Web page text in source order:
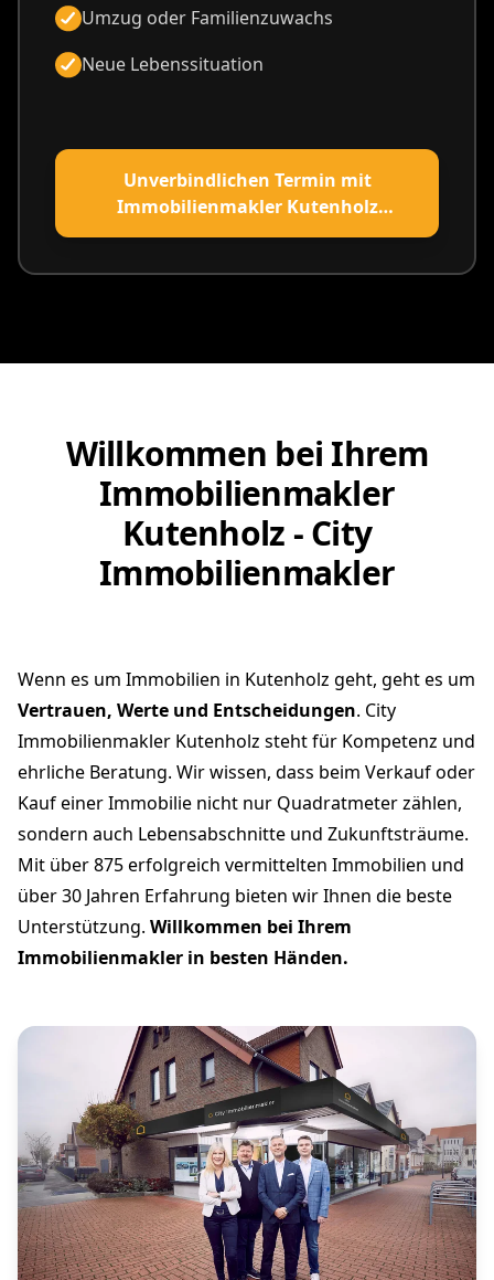
Umzug oder Familienzuwachs
Neue Lebenssituation
Unverbindlichen Termin mit
Immobilienmakler Kutenholz
vereinbaren
Willkommen bei Ihrem
Immobilienmakler
Kutenholz - City
Immobilienmakler
Wenn es um Immobilien in Kutenholz geht, geht es um
Vertrauen, Werte und Entscheidungen. City
Immobilienmakler Kutenholz steht für Kompetenz und
ehrliche Beratung. Wir wissen, dass beim Verkauf oder
Kauf einer Immobilie nicht nur Quadratmeter zählen,
sondern auch Lebensabschnitte und Zukunftsträume.
Mit über 875 erfolgreich vermittelten Immobilien und
über 30 Jahren Erfahrung bieten wir Ihnen die beste
Unterstützung. Willkommen bei Ihrem
Immobilienmakler in besten Händen.